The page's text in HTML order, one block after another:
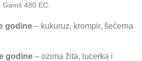
480 EC:
godine– kukuruz, krompir, šećerna
godine – ozima žita, lucerka i